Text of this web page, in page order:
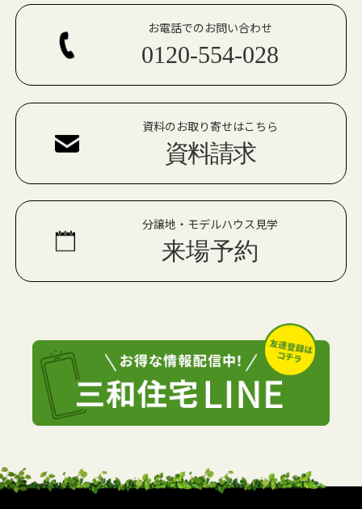
お電話でのお問い合わせ
0120-554-028
資料のお取り寄せはこちら
資料請求
分譲地・モデルハウス見学
来場予約